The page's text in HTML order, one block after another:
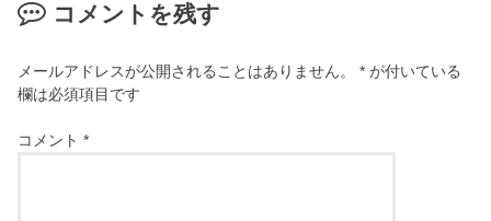
コメントを残す
メールアドレスが公開されることはありません。 * が付いている
欄は必須項目です
コメント*